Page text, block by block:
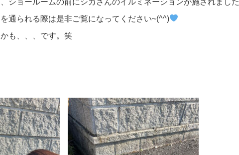
通られる際は是非ご覧になってください~(^^)
も、、、です。笑